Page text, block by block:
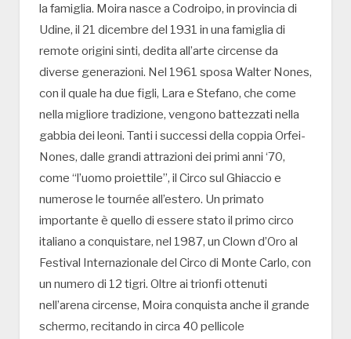
la famiglia. Moira nasce a Codroipo, in provincia di
Udine, il 21 dicembre del 1931 in una famiglia di
remote origini sinti, dedita all’arte circense da
diverse generazioni. Nel 1961 sposa Walter Nones,
con il quale ha due figli, Lara e Stefano, che come
nella migliore tradizione, vengono battezzati nella
gabbia dei leoni. Tanti i successi della coppia Orfei-
Nones, dalle grandi attrazioni dei primi anni ‘70,
come “l’uomo proiettile”, il Circo sul Ghiaccio e
numerose le tournée all’estero. Un primato
importante è quello di essere stato il primo circo
italiano a conquistare, nel 1987, un Clown d’Oro al
Festival Internazionale del Circo di Monte Carlo, con
un numero di 12 tigri. Oltre ai trionfi ottenuti
nell’arena circense, Moira conquista anche il grande
schermo, recitando in circa 40 pellicole